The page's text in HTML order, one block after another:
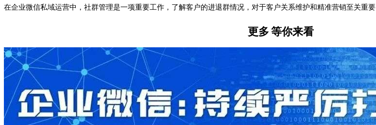
在企业微信私域运营中，社群管理是一项重要工作，了解客户的进退群情况，对于客户关系维护和精准营销至关重要
更多等你来看